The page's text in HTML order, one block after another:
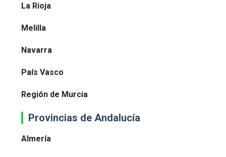
La Rioja
Melilla
Navarra
País Vasco
Región de Murcia
Provincias de Andalucía
Almería